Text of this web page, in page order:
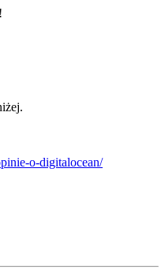
o-digitalocean/